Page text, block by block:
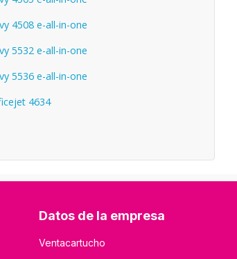
4508 e-all-in-one
5532 e-all-in-one
5536 e-all-in-one
4634
Datos de la empresa
Ventacartucho